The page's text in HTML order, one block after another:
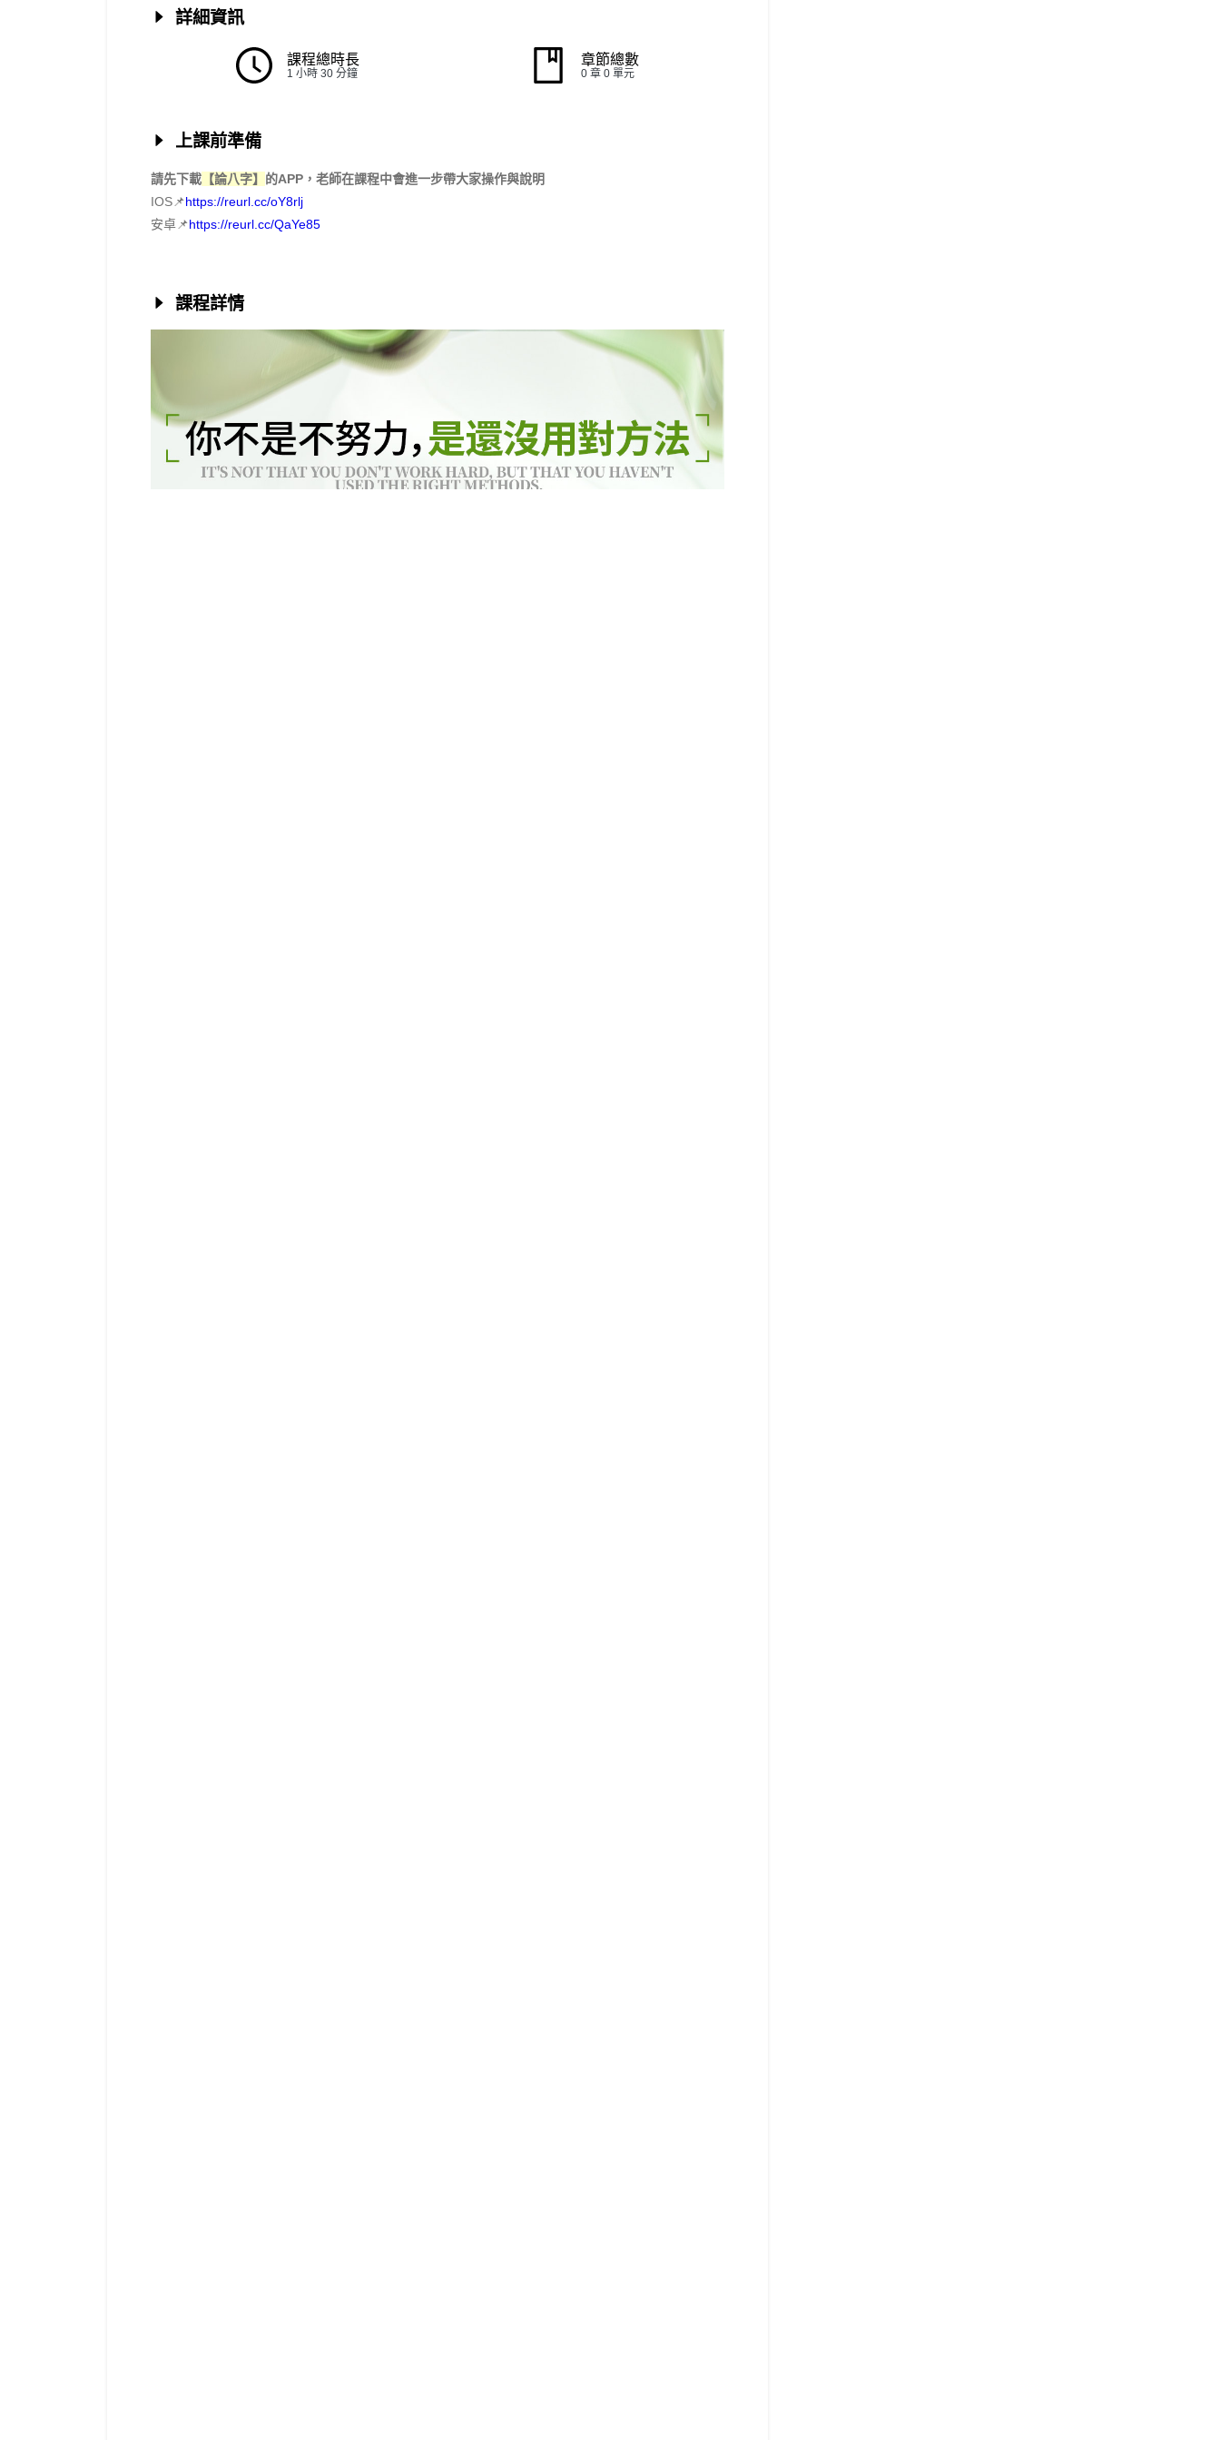
詳細資訊
課程總時長
1 小時 30 分鐘
章節總數
0 章 0 單元
上課前準備
請先下載 【論八字】 的APP，老師在課程中會進一步帶大家操作與說明
IOS📌https://reurl.cc/oY8rlj
安卓📌https://reurl.cc/QaYe85
課程詳情